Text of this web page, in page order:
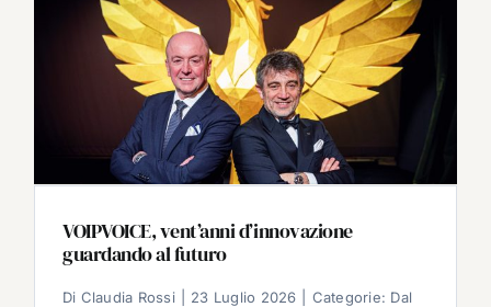
VOIPVOICE, vent’anni d’innovazione
guardando al futuro
Di Claudia Rossi 23 Luglio 2026 Categorie: Dal